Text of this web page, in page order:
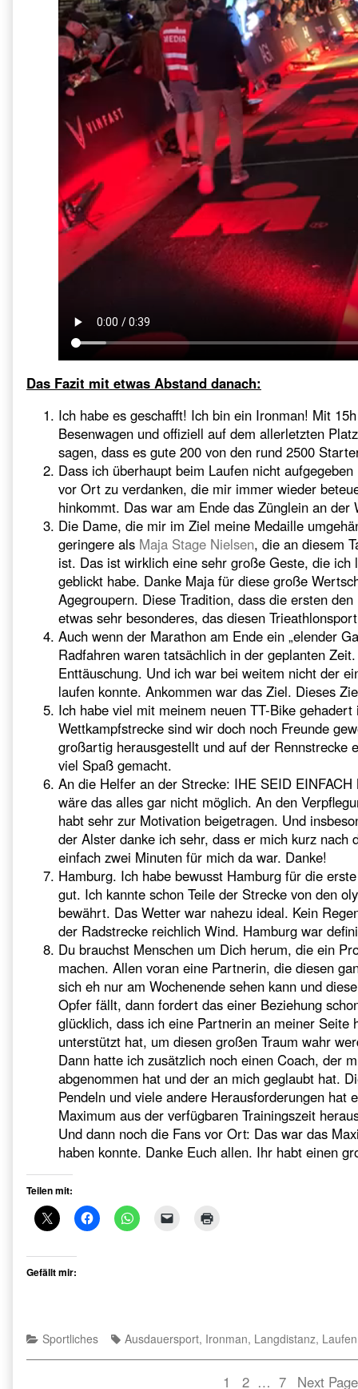
Das Fazit mit etwas Abstand danach:
Ich habe es geschafft! Ich bin ein Ironman! Mit
Besenwagen und offiziell auf dem allerletzten
sagen, dass es gute 200 von den rund 2500
Dass ich überhaupt beim Laufen nicht
vor Ort zu verdanken, die mir immer wieder
hinkommt. Das war am Ende das Zünglein an der
Die Dame, die mir im Ziel meine Medaille
geringere als Maja Stage Nielsen, die an diesem
ist. Das ist wirklich eine sehr große Geste, die ich
geblickt habe. Danke Maja für diese große
Agegroupern. Diese Tradition, dass die ersten
etwas sehr besonderes, das diesen
Auch wenn der Marathon am Ende ein „elender
Radfahren waren tatsächlich in der geplanten
Enttäuschung. Und ich war bei weitem nicht der
laufen konnte. Ankommen war das Ziel. Dieses
Ich habe viel mit meinem neuen TT-Bike
Wettkampfstrecke sind wir doch noch Freunde
großartig herausgestellt und auf der Rennstrecke
viel Spaß gemacht.
An die Helfer an der Strecke: IHE SEID
wäre das alles gar nicht möglich. An den
habt sehr zur Motivation beigetragen. Und
der Alster danke ich sehr, dass er mich kurz nach
einfach zwei Minuten für mich da war. Danke!
Hamburg. Ich habe bewusst Hamburg für die
gut. Ich kannte schon Teile der Strecke von den
bewährt. Das Wetter war nahezu ideal. Kein
der Radstrecke reichlich Wind. Hamburg war
Du brauchst Menschen um Dich herum, die ein
machen. Allen voran eine Partnerin, die diesen
sich eh nur am Wochenende sehen kann und
Opfer fällt, dann fordert das einer Beziehung
glücklich, dass ich eine Partnerin an meiner Seite
unterstützt hat, um diesen großen Traum wahr
Dann hatte ich zusätzlich noch einen Coach, der
abgenommen hat und der an mich geglaubt hat.
Pendeln und viele andere Herausforderungen hat
Maximum aus der verfügbaren Trainingszeit
Und dann noch die Fans vor Ort: Das war das
haben konnte. Danke Euch allen. Ihr habt einen
Teilen mit:
Gefällt mir:
Categories
Sportliches Tags
Ausdauersport, Ironman, Langdistanz, Laufen
Page
1 Page
2 … Page
7 Next